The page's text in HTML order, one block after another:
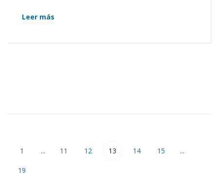
Leer más
1 ... 11 12 13 14 15 ...
19